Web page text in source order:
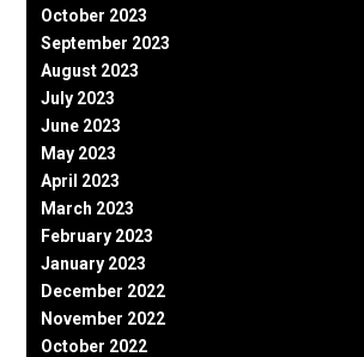
October 2023
September 2023
August 2023
July 2023
June 2023
May 2023
April 2023
March 2023
February 2023
January 2023
December 2022
November 2022
October 2022